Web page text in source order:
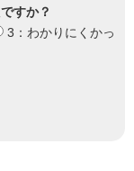
すか？
3：わかりにくかっ